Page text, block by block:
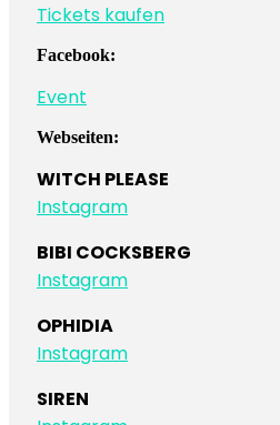
Tickets kaufen
Facebook:
Event
Webseiten:
WITCH PLEASE
Instagram
BIBI COCKSBERG
Instagram
OPHIDIA
Instagram
SIREN